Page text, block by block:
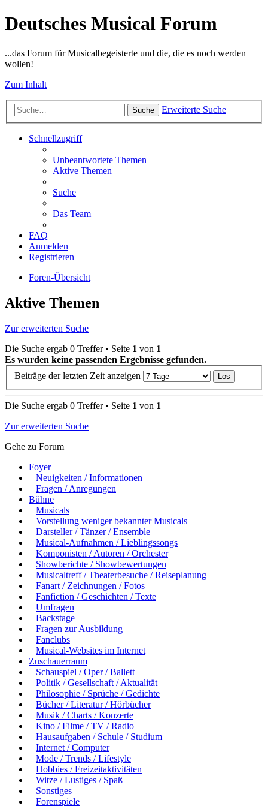
Deutsches Musical Forum
...das Forum für Musicalbegeisterte und die, die es noch werden
wollen!
Zum Inhalt
Suche Erweiterte Suche
Schnellzugriff
Unbeantwortete Themen
Aktive Themen
Suche
Das Team
FAQ
Anmelden
Registrieren
Foren-Übersicht
Aktive Themen
Zur erweiterten Suche
Die Suche ergab 0 Treffer • Seite 1 von 1
Es wurden keine passenden Ergebnisse gefunden.
Beiträge der letzten Zeit anzeigen
Die Suche ergab 0 Treffer • Seite 1 von 1
Zur erweiterten Suche
Gehe zu Forum
Foyer
Neuigkeiten / Informationen
Fragen / Anregungen
Bühne
Musicals
Vorstellung weniger bekannter Musicals
Darsteller / Tänzer / Ensemble
Musical-Aufnahmen / Lieblingssongs
Komponisten / Autoren / Orchester
Showberichte / Showbewertungen
Musicaltreff / Theaterbesuche / Reiseplanung
Fanart / Zeichnungen / Fotos
Fanfiction / Geschichten / Texte
Umfragen
Backstage
Fragen zur Ausbildung
Fanclubs
Musical-Websites im Internet
Zuschauerraum
Schauspiel / Oper / Ballett
Politik / Gesellschaft / Aktualität
Philosophie / Sprüche / Gedichte
Bücher / Literatur / Hörbücher
Musik / Charts / Konzerte
Kino / Filme / TV / Radio
Hausaufgaben / Schule / Studium
Internet / Computer
Mode / Trends / Lifestyle
Hobbies / Freizeitaktivitäten
Witze / Lustiges / Spaß
Sonstiges
Forenspiele